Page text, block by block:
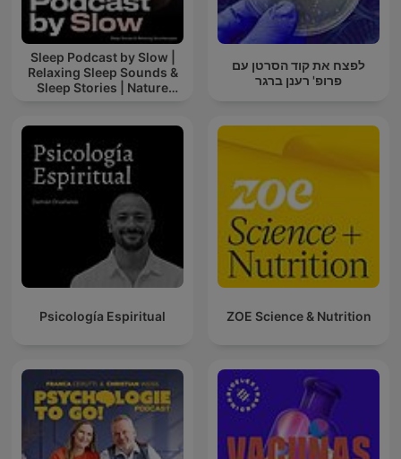
Sleep Podcast by Slow |
Relaxing Sleep Sounds &
Sleep Stories | Nature
לפצח את קוד הסרטן עם
פרופ' רענן ברגר
Psicología Espiritual ZOE Science & Nutrition